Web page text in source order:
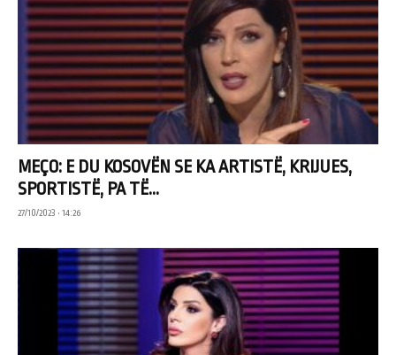
MEÇO: E DU KOSOVËN SE KA ARTISTË, KRIJUES,
SPORTISTË, PA TË...
27/10/2023 • 14:26